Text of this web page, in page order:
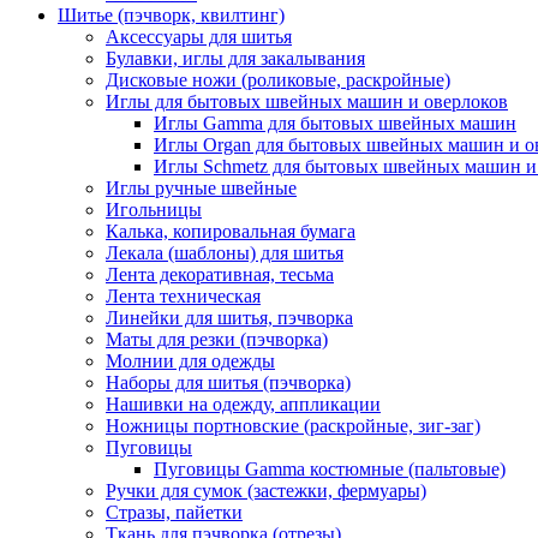
Шитье (пэчворк, квилтинг)
Аксессуары для шитья
Булавки, иглы для закалывания
Дисковые ножи (роликовые, раскройные)
Иглы для бытовых швейных машин и оверлоков
Иглы Gamma для бытовых швейных машин
Иглы Organ для бытовых швейных машин и
Иглы Schmetz для бытовых швейных машин и
Иглы ручные швейные
Игольницы
Калька, копировальная бумага
Лекала (шаблоны) для шитья
Лента декоративная, тесьма
Лента техническая
Линейки для шитья, пэчворка
Маты для резки (пэчворка)
Молнии для одежды
Наборы для шитья (пэчворка)
Нашивки на одежду, аппликации
Ножницы портновские (раскройные, зиг-заг)
Пуговицы
Пуговицы Gamma костюмные (пальтовые)
Ручки для сумок (застежки, фермуары)
Стразы, пайетки
Ткань для пэчворка (отрезы)